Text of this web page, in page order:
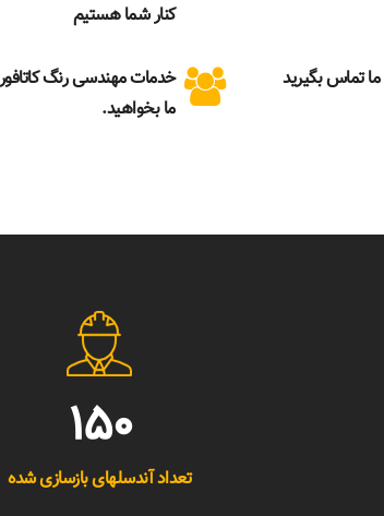
کنار شما هستیم
تماس بگیرید
خدمات مهندسی رنگ
ما بخواهید.
150
تعداد آندسلهای بازسازی شده